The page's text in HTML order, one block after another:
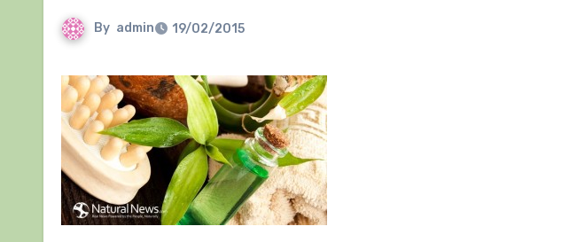
By admin 19/02/2015